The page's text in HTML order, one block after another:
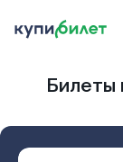
Билеты